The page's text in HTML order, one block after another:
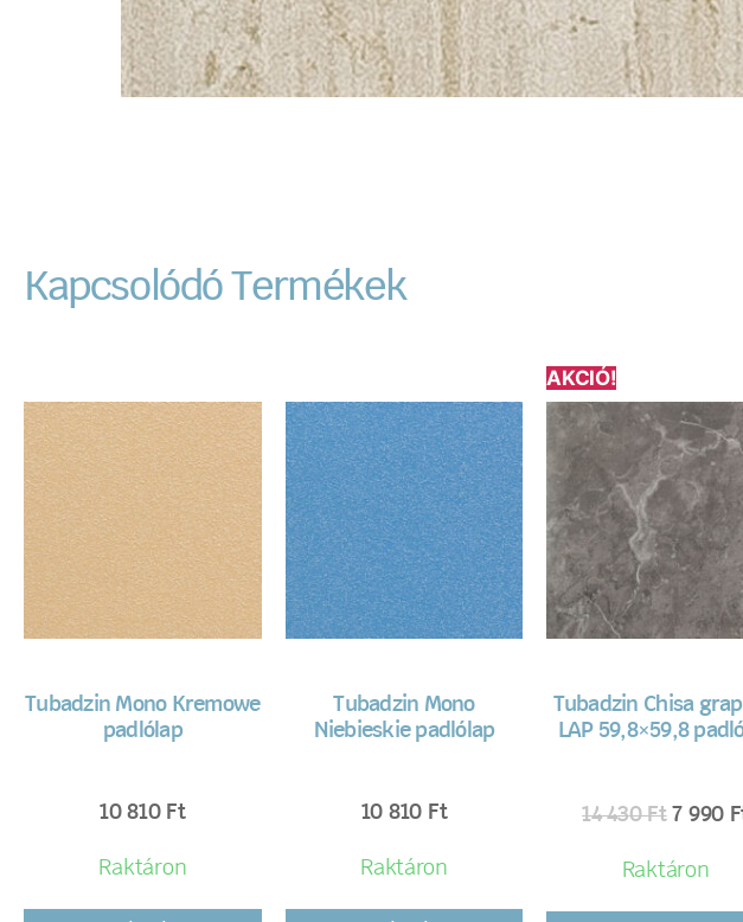
Kapcsolódó Termékek
Tubadzin Mono Kremowe
padlólap
10 810 Ft
Raktáron
Tubadzin Mono
Niebieskie padlólap
10 810 Ft
Raktáron
AKCIÓ!
Tubadzin Chisa
LAP 59,8×59,8
14 430Ft 7 990
Raktáron